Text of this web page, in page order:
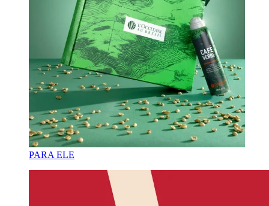
PARA ELE